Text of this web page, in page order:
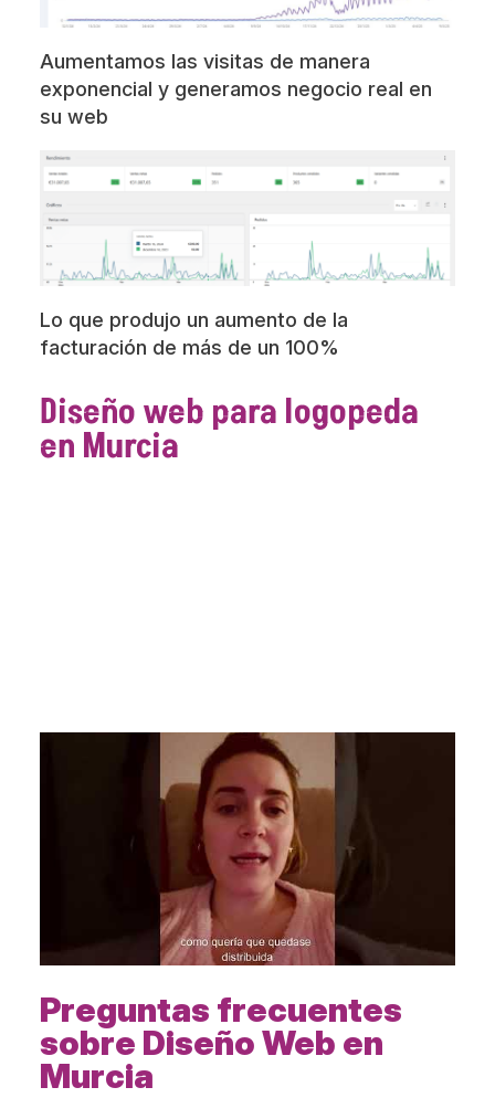
Aumentamos las visitas de manera
exponencial y generamos negocio real en
su web
Lo que produjo un aumento de la
facturación de más de un 100%
Diseño web para logopeda
en Murcia
Preguntas frecuentes
sobre Diseño Web en
Murcia